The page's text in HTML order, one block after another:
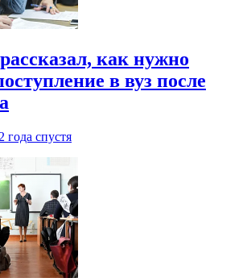
как нужно
в вуз после
2 года спустя